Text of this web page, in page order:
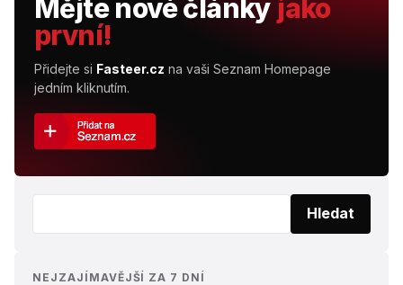
Mějte nové články jako
první!
Přidejte si Fasteer.cz na vaši Seznam Homepage
jedním kliknutím.
Hledat
NEJZAJÍMAVĚJŠÍ ZA 7 DNÍ